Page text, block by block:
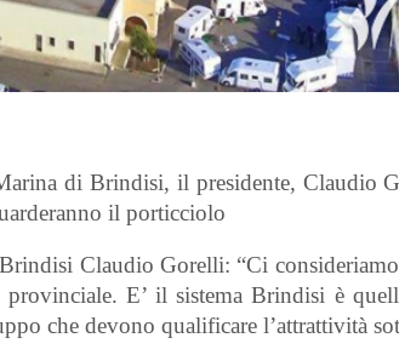
di Brindisi, il presidente, Claudio
il porticciolo
Claudio Gorelli: “Ci
E’ il sistema Brindisi è
che devono qualificare l’attrattività